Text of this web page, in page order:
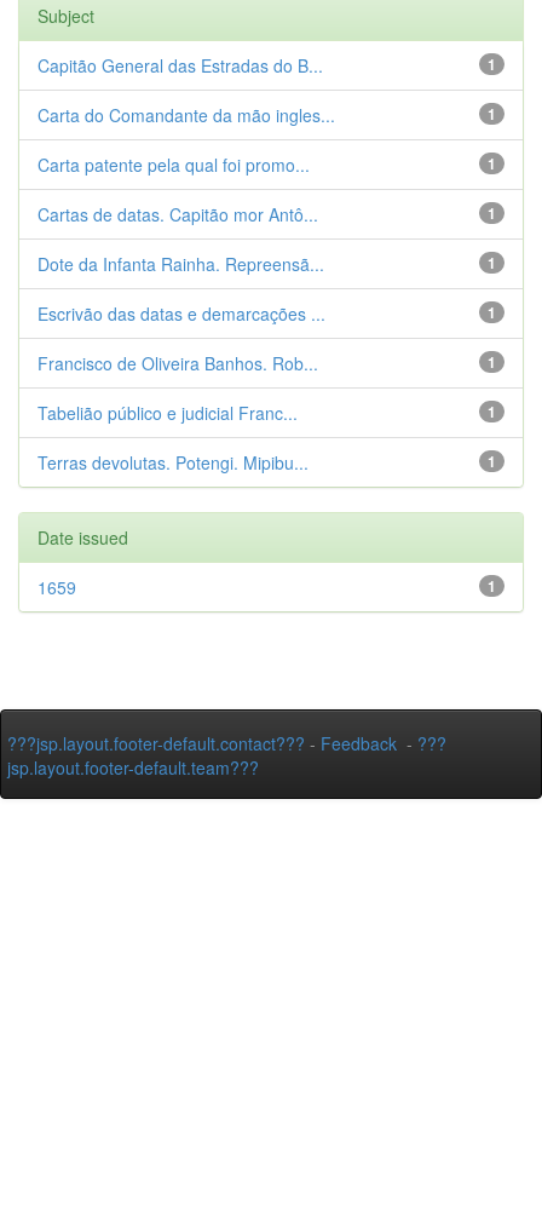
Subject
1
Capitão General das Estradas do B...
1
Carta do Comandante da mão ingles...
1
Carta patente pela qual foi promo...
1
Cartas de datas. Capitão mor Antô...
1
Dote da Infanta Rainha. Repreensã...
1
Escrivão das datas e demarcações ...
1
Francisco de Oliveira Banhos. Rob...
1
Tabelião público e judicial Franc...
1
Terras devolutas. Potengi. Mipibu...
Date issued
1
1659
???jsp.layout.footer-default.contact??? - Feedback - ???
jsp.layout.footer-default.team???